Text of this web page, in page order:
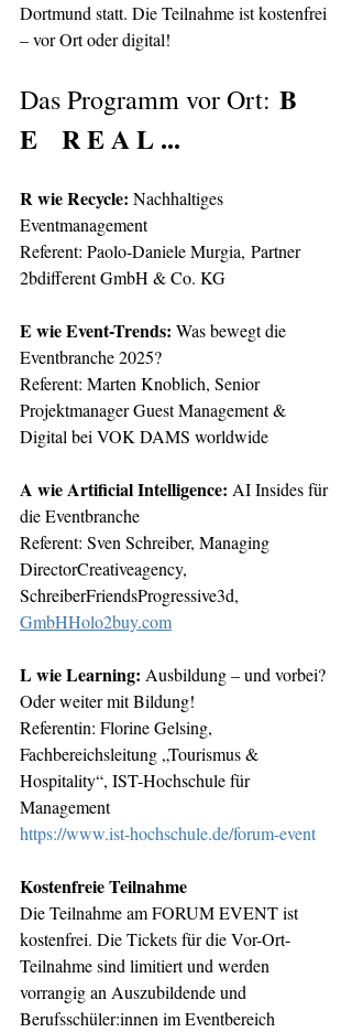
Dortmund statt. Die Teilnahme ist kostenfrei
– vor Ort oder digital!
Das Programm vor Ort: B
E   R E A L ...
R wie Recycle: Nachhaltiges
Eventmanagement
Referent: Paolo-Daniele Murgia, Partner
2bdifferent GmbH & Co. KG
E wie Event-Trends: Was bewegt die
Eventbranche 2025?
Referent: Marten Knoblich, Senior
Projektmanager Guest Management &
Digital bei VOK DAMS worldwide
A wie Artificial Intelligence: AI Insides für
die Eventbranche
Referent: Sven Schreiber, Managing
DirectorCreativeagency,
SchreiberFriendsProgressive3d,
GmbHHolo2buy.com
L wie Learning: Ausbildung – und vorbei?
Oder weiter mit Bildung!
Referentin: Florine Gelsing,
Fachbereichsleitung „Tourismus &
Hospitality“, IST-Hochschule für
Management
https://www.ist-hochschule.de/forum-event
Kostenfreie Teilnahme
Die Teilnahme am FORUM EVENT ist
kostenfrei. Die Tickets für die Vor-Ort-
Teilnahme sind limitiert und werden
vorrangig an Auszubildende und
Berufsschüler:innen im Eventbereich